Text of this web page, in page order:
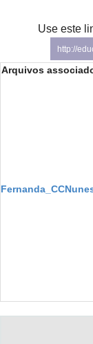
Gabinete de Segurança
Use este
http://
Arquivos